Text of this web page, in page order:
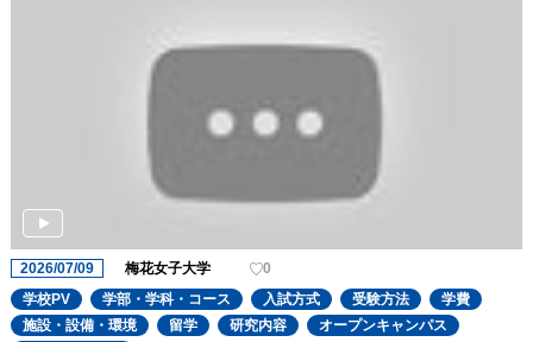
2026/07/09 梅花女子大学
0
学校PV
学部・学科・コース 入試方式 受験方法
学費
施設・設備・環境
留学 研究内容
オープンキャンパス